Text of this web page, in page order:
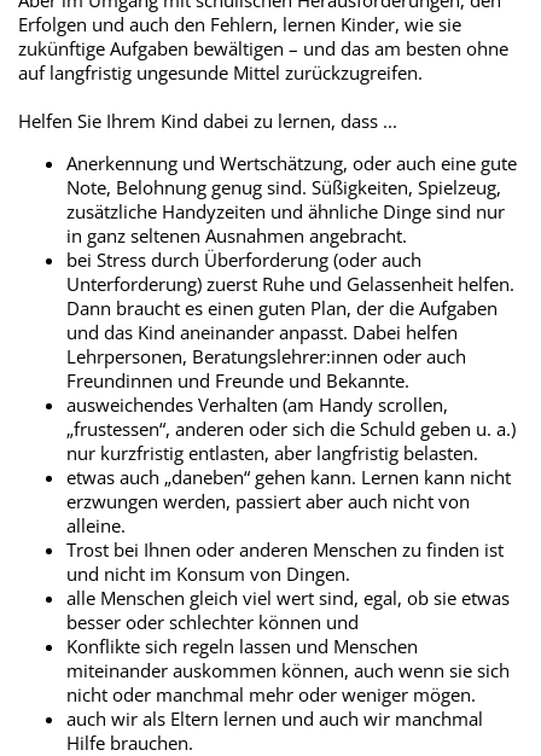
Erfolgen und auch den Fehlern, lernen Kinder, wie sie
zukünftige Aufgaben bewältigen – und das am besten ohne
auf langfristig ungesunde Mittel zurückzugreifen.
Helfen Sie Ihrem Kind dabei zu lernen, dass ...
Anerkennung und Wertschätzung, oder auch eine gute
Note, Belohnung genug sind. Süßigkeiten, Spielzeug,
zusätzliche Handyzeiten und ähnliche Dinge sind nur
in ganz seltenen Ausnahmen angebracht.
bei Stress durch Überforderung (oder auch
Unterforderung) zuerst Ruhe und Gelassenheit helfen.
Dann braucht es einen guten Plan, der die Aufgaben
und das Kind aneinander anpasst. Dabei helfen
Lehrpersonen, Beratungslehrer:innen oder auch
Freundinnen und Freunde und Bekannte.
ausweichendes Verhalten (am Handy scrollen,
„frustessen“, anderen oder sich die Schuld geben u. a.)
nur kurzfristig entlasten, aber langfristig belasten.
etwas auch „daneben“ gehen kann. Lernen kann nicht
erzwungen werden, passiert aber auch nicht von
alleine.
Trost bei Ihnen oder anderen Menschen zu finden ist
und nicht im Konsum von Dingen.
alle Menschen gleich viel wert sind, egal, ob sie etwas
besser oder schlechter können und
Konflikte sich regeln lassen und Menschen
miteinander auskommen können, auch wenn sie sich
nicht oder manchmal mehr oder weniger mögen.
auch wir als Eltern lernen und auch wir manchmal
Hilfe brauchen.